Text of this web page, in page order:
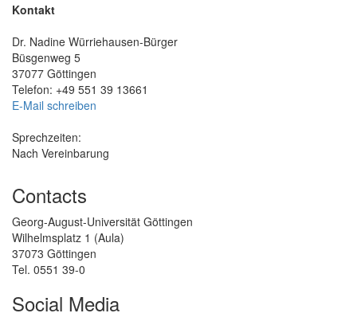
Kontakt
Dr. Nadine Würriehausen-Bürger
Büsgenweg 5
37077 Göttingen
Telefon: +49 551 39 13661
E-Mail schreiben
Sprechzeiten:
Nach Vereinbarung
Contacts
Georg-August-Universität Göttingen
Wilhelmsplatz 1 (Aula)
37073 Göttingen
Tel. 0551 39-0
Social Media